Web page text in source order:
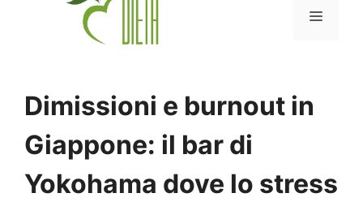
MENU
Dimissioni e burnout in
Giappone: il bar di
Yokohama dove lo stress